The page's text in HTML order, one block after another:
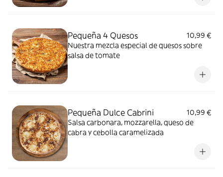
Pequeña 4 Quesos
10,99 €
Nuestra mezcla especial de quesos sobre
salsa de tomate
Pequeña Dulce Cabrini
10,99 €
Salsa carbonara, mozzarella, queso de
cabra y cebolla caramelizada